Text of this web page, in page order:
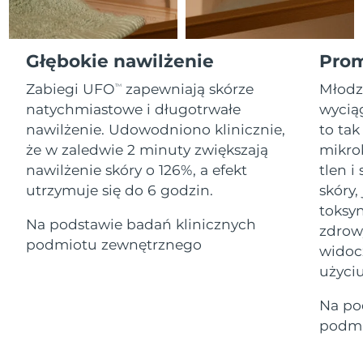
Głębokie nawilżenie
Zabiegi UFOTM
zapewniają skórze
natychmiastowe i długotrwałe
nawilżenie. Udowodniono klinicznie,
że w zaledwie 2 minuty zwiększają
nawilżenie skóry o 126%, a efekt
utrzymuje się do 6 godzin.
Na podstawie badań klinicznych
podmiotu zewnętrznego
to tak
tlen i
Na
All revitalizing eye massagers
Advanced pore care essentials
Serum
For healthy hair
issa™ Teeth Whitening Gel
18% PAP
Kosmetyki Mężczyźni
O NAS
Gibraltar
Grecja
9/8/26
SRA Hongkong
(Chiny)
Oczekiwany czas dostawy
10/8/26
Węgry
Oczekiwany czas dostawy
9/8/26
Oczekiwany czas dostawy
10/8/26
Indonezja
Oczekiwany czas dostawy
9/8/26